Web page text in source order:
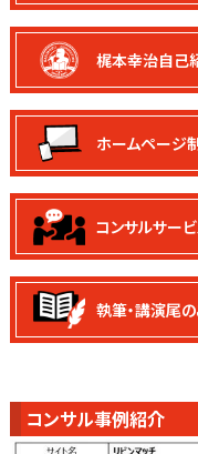
梶本幸治自己
ホームページ
コンサルサー
執筆・講演尾の
コンサル事例紹介